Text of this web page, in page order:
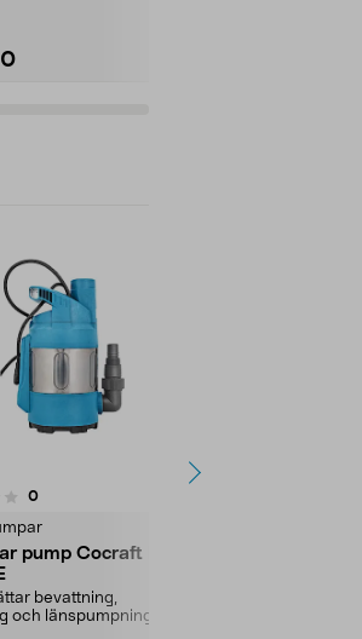
0recensioner
pump Cocraft HS
bevattning,
och länspumpning.